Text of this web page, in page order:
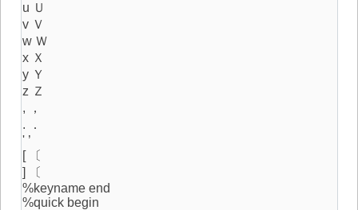
u Ｕ
v Ｖ
w Ｗ
x Ｘ
y Ｙ
z Ｚ
, ，
. ．
' ’
[ 〔
] 〔
%keyname end
%quick begin